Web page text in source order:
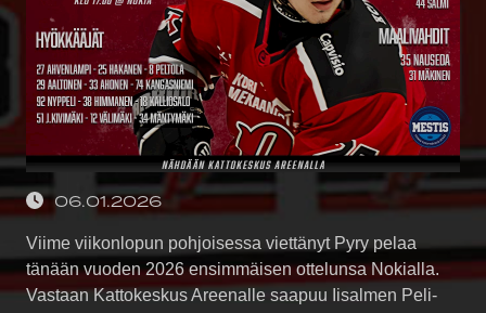
06.01.2026
Viime viikonlopun pohjoisessa viettänyt Pyry pelaa
tänään vuoden 2026 ensimmäisen ottelunsa Nokialla.
Vastaan Kattokeskus Areenalle saapuu Iisalmen Peli-